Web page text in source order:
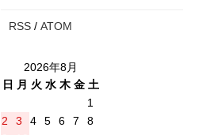
RSS / ATOM
2026年8月
日
月 火 水 木 金 土
1
2
3 4 5 6 7
8